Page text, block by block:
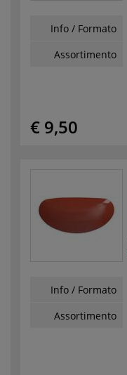
Info / Formato
Assortimento
€ 9,50
Info / Formato
Assortimento